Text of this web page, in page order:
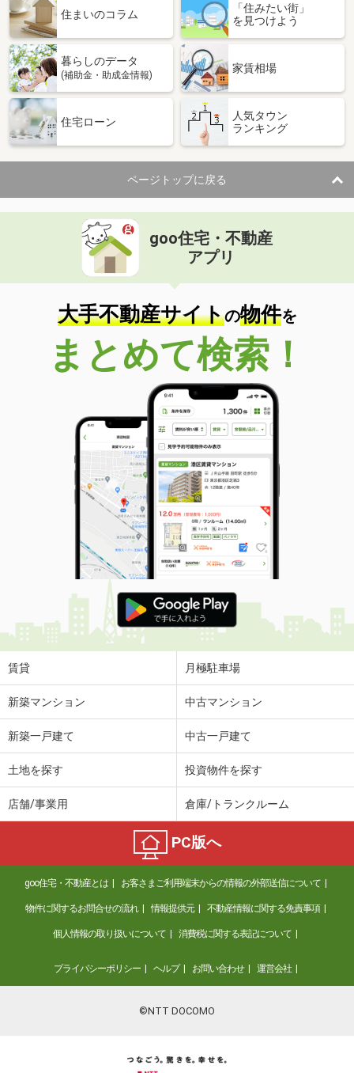
住まいのコラム
「住みたい街」
を見つけよう
暮らしのデータ
(補助金・助成金情報)
家賃相場
住宅ローン
人気タウン
ランキング
ページトップに戻る
goo住宅・不動産
アプリ
大手不動産サイトの物件を
まとめて検索！
賃貸 月極駐車場
新築マンション 中古マンション
新築一戸建て 中古一戸建て
土地を探す 投資物件を探す
店舗/事業用 倉庫/トランクルーム
PC版へ
goo住宅・不動産とは お客さまご利用端末からの情報の外部送信について
物件に関するお問合せの流れ 情報提供元 不動産情報に関する免責事項
個人情報の取り扱いについて 消費税に関する表記について
プライバシーポリシー ヘルプ お問い合わせ 運営会社
©NTT DOCOMO